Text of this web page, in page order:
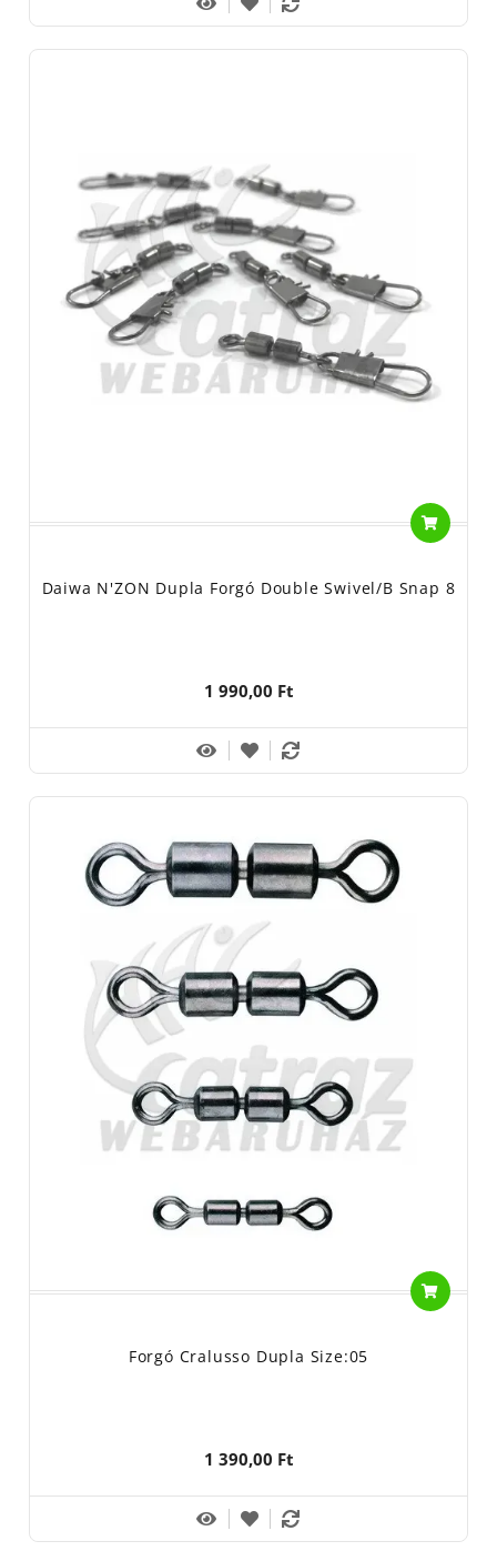
Daiwa N'ZON Dupla Forgó Double Swivel/B Snap 8
1 990,00 Ft
Forgó Cralusso Dupla Size:05
1 390,00 Ft